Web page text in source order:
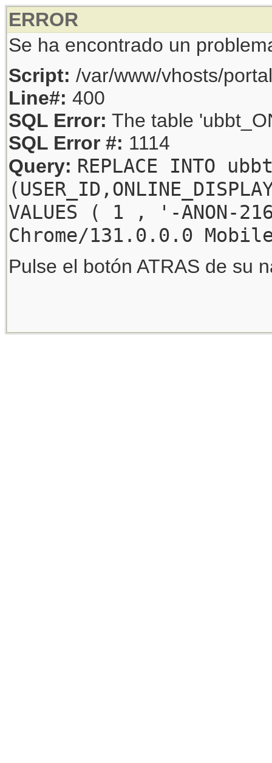
ERROR
Se ha encontrado un
Script: /var/www/vhosts/
Line#: 400
SQL Error: The table
SQL Error #: 1114
Query: REPLACE INTO
VALUES ( 1 , '-
Chrome/131.0.0.0
Pulse el botón ATRAS de su